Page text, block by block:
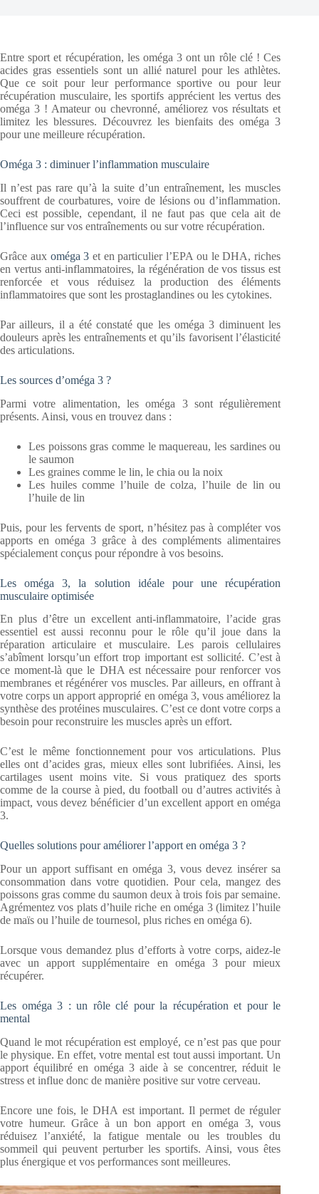
Entre sport et récupération, les oméga 3 ont un rôle clé ! Ces
acides gras essentiels sont un allié naturel pour les athlètes.
Que ce soit pour leur performance sportive ou pour leur
récupération musculaire, les sportifs apprécient les vertus des
oméga 3 ! Amateur ou chevronné, améliorez vos résultats et
limitez les blessures. Découvrez les bienfaits des oméga 3
pour une meilleure récupération.
Oméga 3 : diminuer l’inflammation musculaire
Il n’est pas rare qu’à la suite d’un entraînement, les muscles
souffrent de courbatures, voire de lésions ou d’inflammation.
Ceci est possible, cependant, il ne faut pas que cela ait de
l’influence sur vos entraînements ou sur votre récupération.
Grâce aux oméga 3 et en particulier l’EPA ou le DHA, riches
en vertus anti-inflammatoires, la régénération de vos tissus est
renforcée et vous réduisez la production des éléments
inflammatoires que sont les prostaglandines ou les cytokines.
Par ailleurs, il a été constaté que les oméga 3 diminuent les
douleurs après les entraînements et qu’ils favorisent l’élasticité
des articulations.
Les sources d’oméga 3 ?
Parmi votre alimentation, les oméga 3 sont régulièrement
présents. Ainsi, vous en trouvez dans :
Les poissons gras comme le maquereau, les sardines ou
le saumon
Les graines comme le lin, le chia ou la noix
Les huiles comme l’huile de colza, l’huile de lin ou
l’huile de lin
Puis, pour les fervents de sport, n’hésitez pas à compléter vos
apports en oméga 3 grâce à des compléments alimentaires
spécialement conçus pour répondre à vos besoins.
Les oméga 3, la solution idéale pour une récupération
musculaire optimisée
En plus d’être un excellent anti-inflammatoire, l’acide gras
essentiel est aussi reconnu pour le rôle qu’il joue dans la
réparation articulaire et musculaire. Les parois cellulaires
s’abîment lorsqu’un effort trop important est sollicité. C’est à
ce moment-là que le DHA est nécessaire pour renforcer vos
membranes et régénérer vos muscles. Par ailleurs, en offrant à
votre corps un apport approprié en oméga 3, vous améliorez la
synthèse des protéines musculaires. C’est ce dont votre corps a
besoin pour reconstruire les muscles après un effort.
C’est le même fonctionnement pour vos articulations. Plus
elles ont d’acides gras, mieux elles sont lubrifiées. Ainsi, les
cartilages usent moins vite. Si vous pratiquez des sports
comme de la course à pied, du football ou d’autres activités à
impact, vous devez bénéficier d’un excellent apport en oméga
3.
Quelles solutions pour améliorer l’apport en oméga 3 ?
Pour un apport suffisant en oméga 3, vous devez insérer sa
consommation dans votre quotidien. Pour cela, mangez des
poissons gras comme du saumon deux à trois fois par semaine.
Agrémentez vos plats d’huile riche en oméga 3 (limitez l’huile
de maïs ou l’huile de tournesol, plus riches en oméga 6).
Lorsque vous demandez plus d’efforts à votre corps, aidez-le
avec un apport supplémentaire en oméga 3 pour mieux
récupérer.
Les oméga 3 : un rôle clé pour la récupération et pour le
mental
Quand le mot récupération est employé, ce n’est pas que pour
le physique. En effet, votre mental est tout aussi important. Un
apport équilibré en oméga 3 aide à se concentrer, réduit le
stress et influe donc de manière positive sur votre cerveau.
Encore une fois, le DHA est important. Il permet de réguler
votre humeur. Grâce à un bon apport en oméga 3, vous
réduisez l’anxiété, la fatigue mentale ou les troubles du
sommeil qui peuvent perturber les sportifs. Ainsi, vous êtes
plus énergique et vos performances sont meilleures.